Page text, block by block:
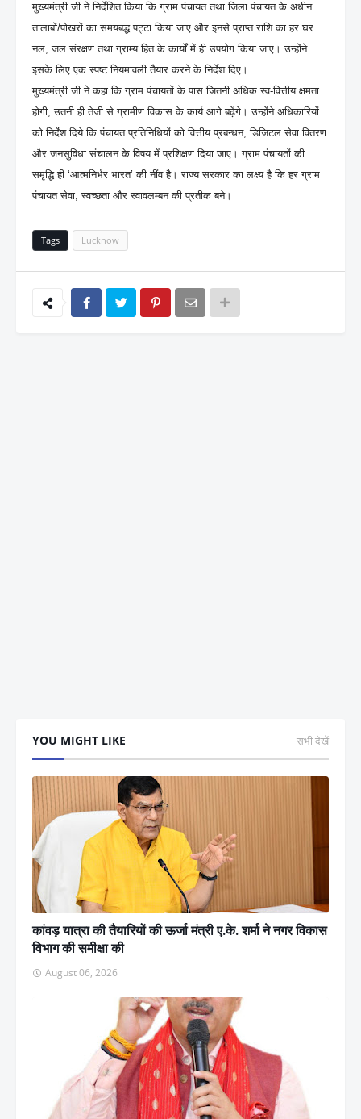
मुख्यमंत्री जी ने निर्देशित किया कि ग्राम पंचायत तथा जिला पंचायत के अधीन
तालाबों/पोखरों का समयबद्ध पट्टा किया जाए और इनसे प्राप्त राशि का हर घर
नल, जल संरक्षण तथा ग्राम्य हित के कार्यों में ही उपयोग किया जाए। उन्होंने
इसके लिए एक स्पष्ट नियमावली तैयार करने के निर्देश दिए।
मुख्यमंत्री जी ने कहा कि ग्राम पंचायतों के पास जितनी अधिक स्व-वित्तीय क्षमता
होगी, उतनी ही तेजी से ग्रामीण विकास के कार्य आगे बढ़ेंगे। उन्होंने अधिकारियों
को निर्देश दिये कि पंचायत प्रतिनिधियों को वित्तीय प्रबन्धन, डिजिटल सेवा वितरण
और जनसुविधा संचालन के विषय में प्रशिक्षण दिया जाए। ग्राम पंचायतों की
समृद्धि ही ‘आत्मनिर्भर भारत’ की नींव है। राज्य सरकार का लक्ष्य है कि हर ग्राम
पंचायत सेवा, स्वच्छता और स्वावलम्बन की प्रतीक बने।
Tags Lucknow
YOU MIGHT LIKE सभी देखें
कांवड़ यात्रा की तैयारियों की ऊर्जा मंत्री ए.के. शर्मा ने नगर विकास
विभाग की समीक्षा की
August 06, 2026